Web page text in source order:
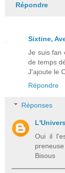
Répondre
Sixtine,
Je suis fan
de temps
J'ajoute le
Répondre
Réponses
Oui il
Bisous